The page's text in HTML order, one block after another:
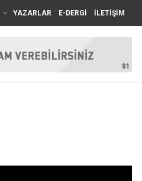
YAZARLAR E-DERGİ İLETİŞİM